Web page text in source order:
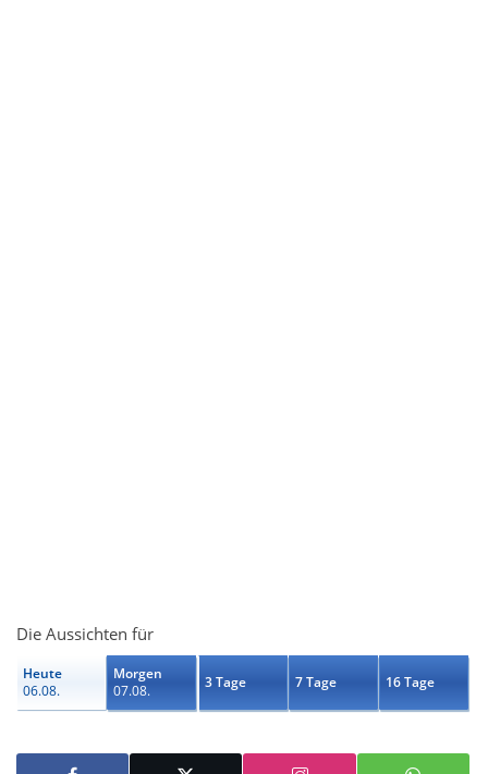
Die Aussichten für
Heute
06.08.
Morgen
07.08.
3 Tage 7 Tage 16 Tage